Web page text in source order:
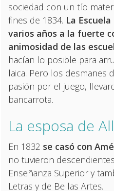
sociedad con un tío
fines de 1834. La
varios años a la fuerte
animosidad de las
hacían lo posible para
laica. Pero los desmanes
pasión por el juego,
bancarrota.
La esposa de
En 1832 se casó con
no tuvieron
Enseñanza Superior y
Letras y de Bellas Artes.